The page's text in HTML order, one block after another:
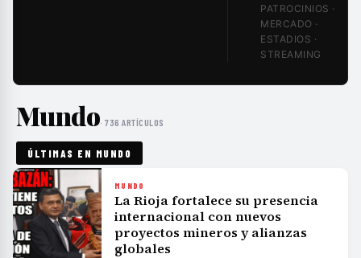
PATROCINIOS ·
MERCADO ·
ESTADIOS ·
STREAMING
Mundo· 736 ARTÍCULOS
ÚLTIMAS EN MUNDO
MUNDO
La Rioja fortalece su presencia
internacional con nuevos
proyectos mineros y alianzas
globales